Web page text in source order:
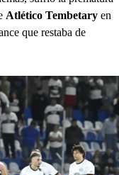
Atlético Tembetary en
que restaba de